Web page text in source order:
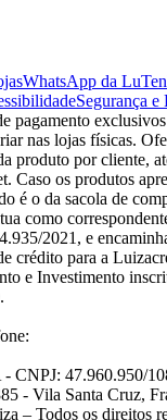
WhatsApp da Lu
Segurança e
pagamento
nas lojas físicas.
produto por cliente,
Caso os produtos
é o da sacola de
como
2021, e
crédito para a
e Investimento
CNPJ: 47.960.950/
- Vila Santa Cruz,
– Todos os direitos